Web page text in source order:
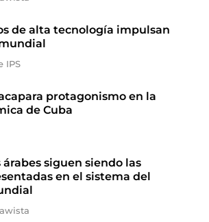
de alta tecnología impulsan
IPS
protagonismo en la
de Cuba
árabes siguen siendo las
en el sistema del